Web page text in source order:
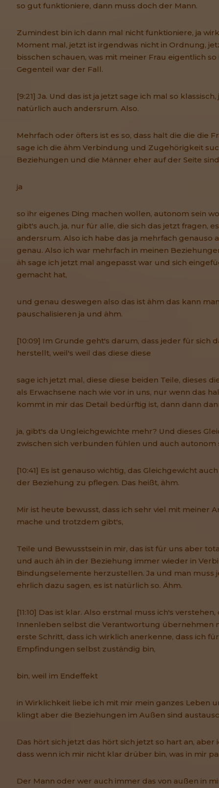
so gut funktioniere, dann muss doch der Mann.
Zumindest bin ich dann mal nicht funktioniere, ja
Moment mal, jetzt ist irgendwas nicht in Ordnung,
bisschen schauen, was mit meiner Frau eigentlich
Gegenteil war der Fall.
[9:21] Ja. Und das ist ja jetzt sage ich mal so
natürlich auch andersrum. Also.
Mehrfach oder öfters ist es so, dass halt die die die
sage ich die ähm Verbindung und Zugehörigkeit
Beziehungen und die Männer eher auf der Seite
ja
so ihr eigenes Ding machen wollen, autonom sein
gibt's auch, ja, nur für alle, die sich das jetzt fragen,
andersrum. Also ich habe das ja mehrfach
genau. Also ich war mehrfach in meinen
äh sage ich jetzt mal angepasst war und sich
gemacht hat,
und genau deswegen also das ist ähm das kann
pauschalisieren ja und ähm.
[10:09] Im Grunde geht's darum, dass jeder für sich
herstellt, weil's weil das diese diese
sage ich jetzt mal, diese diese beiden Teile, dieses
als Erwachsene nach wie vor in uns, nur wenn das
kommt in mir das Detail bedürftig ist, dann dann
ja, gibt's da Ungleichgewichte mehr? Und dieses
zwischen sich verbunden fühlen und auch autonom
[10:41] Es ist genauso wichtig, das Gleichgewicht
der Beziehung zu pflegen. Das heißt, ähm.
Mir ist heute bewusst, dass ich sehr viel mit meiner
mache und trotzdem gibt's,
Teile und Bewusstsein in mir, das ist für uns aber
und auch äh in der Beziehung immer wieder in
Bindungselemente herzustellen. Ja und man muss
ehrlich dazu sagen, es ist natürlich so. Ähm.
[11:10] Das ist klar. Also erstmal muss ich's
Innenleben selbst die Verantwortung übernehmen
erste Schritt, dass ich wirklich anerkenne, dass ich
Empfindungen selbst zuständig bin,
bin, weil im Endeffekt
in Wirklichkeit liebe ich mit mir mein ganzes Leben
klingt aber die Beziehungen im Außen sind
Das hört sich jetzt das hört sich jetzt so hart an, aber
dass wenn ich mir nicht klar drüber bin, was in mir
Der Mann oder wer auch immer das von außen in